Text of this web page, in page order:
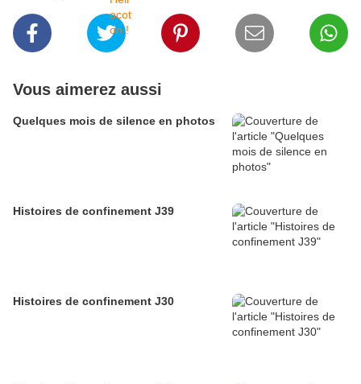
Vous aimerez aussi
Quelques mois de silence en photos
Histoires de confinement J39
Histoires de confinement J30